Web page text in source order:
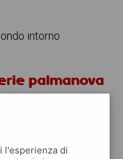
intorno
palmanova
app
l'esperienza di